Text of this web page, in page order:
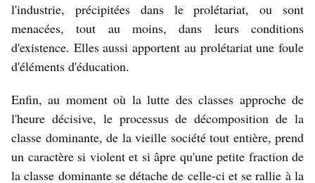
l'industrie, précipitées dans le prolétariat, ou sont
menacées, tout au moins, dans leurs conditions
d'existence. Elles aussi apportent au prolétariat une foule
d'éléments d'éducation.
Enfin, au moment où la lutte des classes approche de
l'heure décisive, le processus de décomposition de la
classe dominante, de la vieille société tout entière, prend
un caractère si violent et si âpre qu'une petite fraction de
la classe dominante se détache de celle-ci et se rallie à la